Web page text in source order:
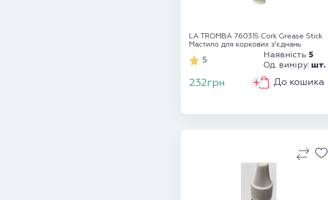
LA TROMBA 760315 Cork Grease Stick
Мастило для коркових з'єднань
5
Наявність 5
Од. виміру: шт.
232грн До кошика